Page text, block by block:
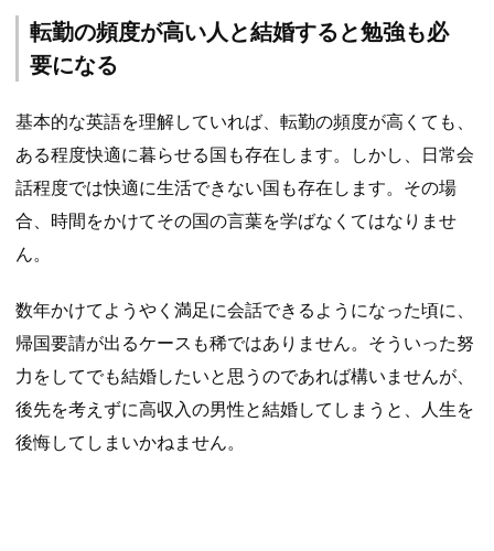
転勤の頻度が高い人と結婚すると勉強も必
要になる
基本的な英語を理解していれば、転勤の頻度が高くても、
ある程度快適に暮らせる国も存在します。しかし、日常会
話程度では快適に生活できない国も存在します。その場
合、時間をかけてその国の言葉を学ばなくてはなりませ
ん。
数年かけてようやく満足に会話できるようになった頃に、
帰国要請が出るケースも稀ではありません。そういった努
力をしてでも結婚したいと思うのであれば構いませんが、
後先を考えずに高収入の男性と結婚してしまうと、人生を
後悔してしまいかねません。